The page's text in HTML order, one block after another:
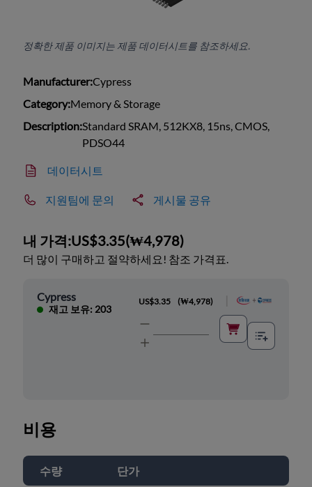
정확한 제품 이미지는 제품 데이터시트를 참조하세요.
Manufacturer:Cypress
Category:Memory & Storage
Description:Standard SRAM, 512KX8, 15ns, CMOS,
PDSO44
데이터시트
지원팀에 문의 게시물 공유
내 가격:US$3.35(₩4,978)
더 많이 구매하고 절약하세요! 참조 가격표.
Cypress
재고 보유: 203
US$3.35 (₩4,978)
비용
수량 단가